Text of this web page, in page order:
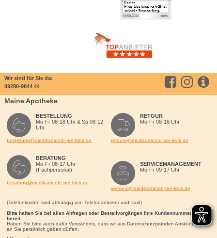
Wir sind für Sie da:
09280-9844 44
Meine Apotheke
BESTELLUNG
Mo-Fr 08-18 Uhr & Sa 08-12
Uhr
bestellung@medikamente-per-klick.de
BERATUNG
Mo-Fr 08-17 Uhr
(Fachpersonal)
beratung@medikamente-per-klick.de
RETOUR
Mo-Fr 08-16 Uhr
retoure@medikamente-per-klick.de
SERVICEMANAGEMENT
Mo-Fr 09-17 Uhr
versand@medikamente-per-klick.de
(Telefonkosten sind abhängig von Telefonanbieter und -tarif)
Bitte halten Sie bei allen Anfragen oder Bestellvorgängen Ihre Kundennummer für uns
bereit.
Haben Sie bitte auch dafür Verständnis, dass wir aus Datenschutzgründen Auskünfte nur
an Sie persönlich geben dürfen.